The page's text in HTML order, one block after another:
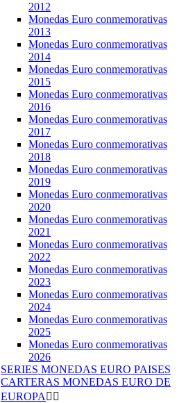
2012
Monedas Euro conmemorativas
2013
Monedas Euro conmemorativas
2014
Monedas Euro conmemorativas
2015
Monedas Euro conmemorativas
2016
Monedas Euro conmemorativas
2017
Monedas Euro conmemorativas
2018
Monedas Euro conmemorativas
2019
Monedas Euro conmemorativas
2020
Monedas Euro conmemorativas
2021
Monedas Euro conmemorativas
2022
Monedas Euro conmemorativas
2023
Monedas Euro conmemorativas
2024
Monedas Euro conmemorativas
2025
Monedas Euro conmemorativas
2026
SERIES MONEDAS EURO PAISES
CARTERAS MONEDAS EURO DE
EUROPA  